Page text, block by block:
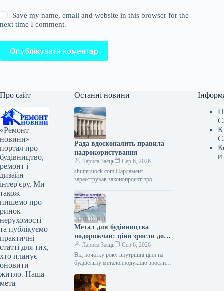
Save my name, email and website in this browser for the
next time I comment.
Опублікувати коментар
Про сайт
«Ремонт
новини» —
портал про
будівництво,
ремонт і
дизайн
інтер'єру. Ми
також
пишемо про
ринок
нерухомості
та публікуємо
практичні
статті для тих,
хто планує
оновити
житло. Наша
мета —
Останні новини
Рада вдосконалить правила
надрокористування
Лариса Заєць
Сер 6, 2026
shutterstock.com Парламент
зареєстрував законопроєкт про
надрокористування В українському
парламенті зареєстровано
законопроєкт № 15454, спрямований
на удосконалення механізмів…
Метал для будівництва
подорожчав: ціни зросли до
19%Лариса Заєць
Сер 6, 2026
Від початку року внутрішні ціни на
будівельну металопродукцію зросли на
котирування за більшістю позицій
підвищилися на…
и